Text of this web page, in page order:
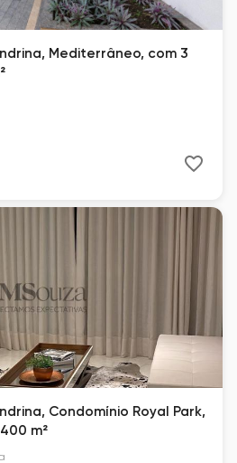
Mediterrâneo, com 3
Condomínio Royal Park,
m²